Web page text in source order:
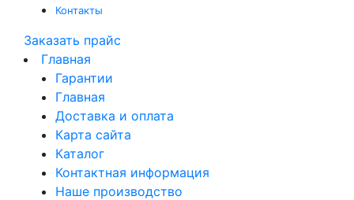
Контакты
Заказать прайс
Главная
Гарантии
Главная
Доставка и оплата
Карта сайта
Каталог
Контактная информация
Наше производство